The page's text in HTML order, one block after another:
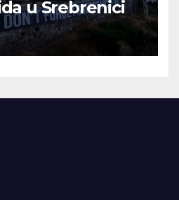
u Srebrenici